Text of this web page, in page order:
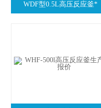
WDF型0.5L高压反应釜*